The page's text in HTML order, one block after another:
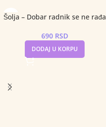
Šolja – Dobar radnik se ne rađa
690 RSD
DODAJ U KORPU